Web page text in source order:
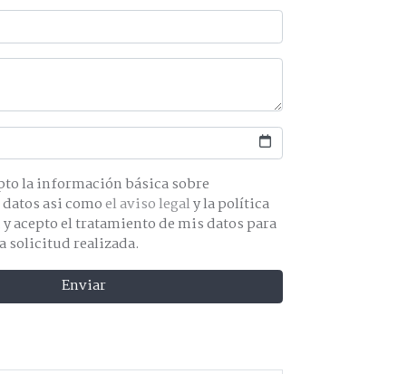
sobre
protección de datos asi comoel aviso legaly la política
solicitud realizada.
Enviar